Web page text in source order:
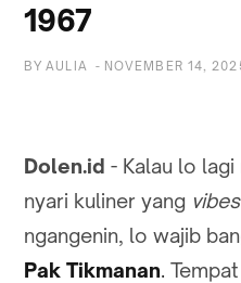
1967
BY AULIA - NOVEMBER 14,
Dolen.id - Kalau lo lagi
nyari kuliner yang
ngangenin, lo wajib
Pak Tikmanan.